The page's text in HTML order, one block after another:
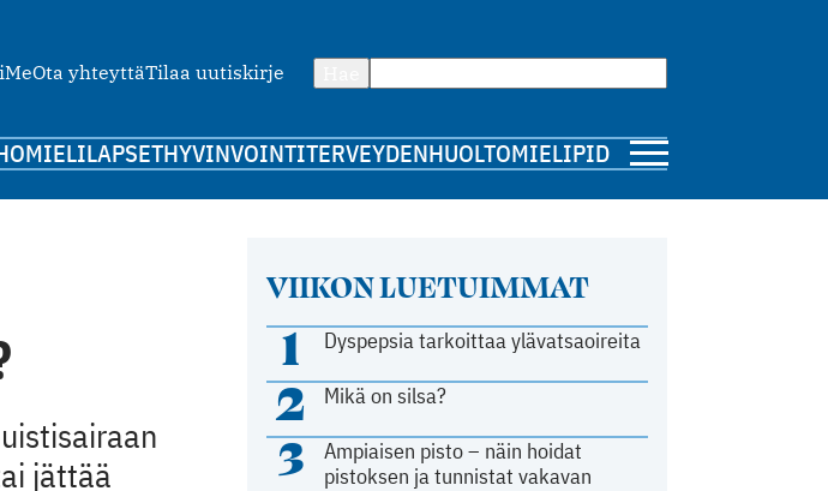
MeOta yhteyttäTilaa uutiskirje
MIELILAPSETHYVINVOINTITERVEYDENHUOLTOMIELIPIDE
VIIKON LUETUIMMAT
1 Dyspepsia tarkoittaa ylävatsaoireita
2 Mikä on silsa?
3
Ampiaisen pisto – näin hoidat
pistoksen ja tunnistat vakavan
jättää